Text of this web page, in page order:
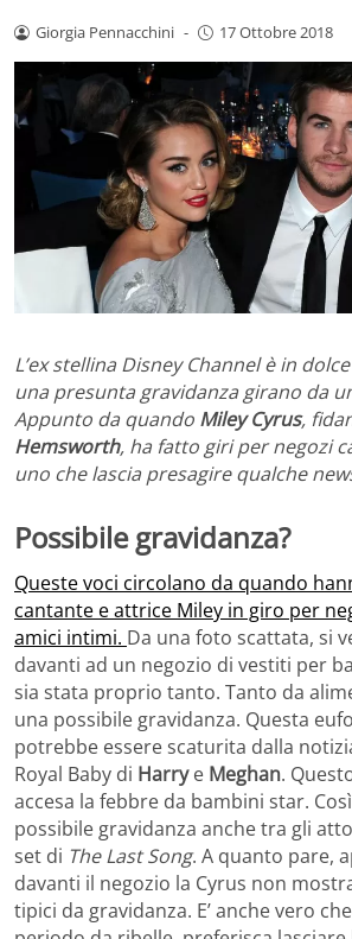
Giorgia Pennacchini - 17 Ottobre 2018
L’ex stellina Disney Channel è in
una presunta gravidanza girano da
Appunto da quando Miley Cyrus,
Hemsworth, ha fatto giri per negozi
uno che lascia presagire qualche
Possibile gravidanza?
Queste voci circolano da quando
cantante e attrice Miley in giro per
amici intimi. Da una foto scattata, si
davanti ad un negozio di vestiti per
sia stata proprio tanto. Tanto da
una possibile gravidanza. Questa
potrebbe essere scaturita dalla
Royal Baby di Harrye Meghan.
accesa la febbre da bambini star.
possibile gravidanza anche tra gli
set di The Last Song. A quanto pare,
davanti il negozio la Cyrus non
tipici da gravidanza. E’ anche vero